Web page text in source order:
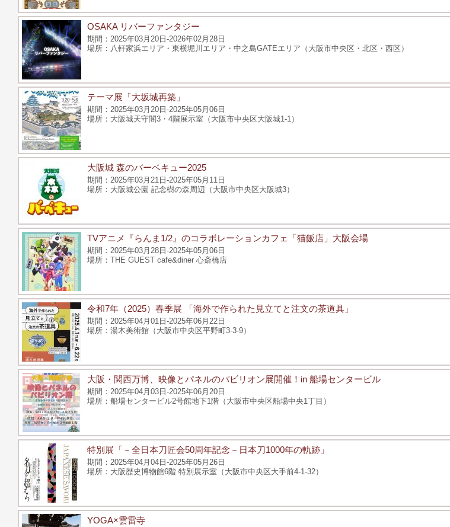
OSAKA リバーファンタジー
2025年03月20日-2026年02月28日
八軒家浜エリア・東横堀川エリア・中之島GATEエリア（大阪市中央区・北区・西区）
テーマ展「大坂城再築」
2025年03月20日-2025年05月06日
大阪城天守閣3・4階展示室（大阪市中央区大阪城1-1）
大阪城 森のバーベキュー2025
2025年03月21日-2025年05月11日
大阪城公園 記念樹の森周辺（大阪市中央区大阪城3）
TVアニメ『らんま1/2』のコラボレーションカフェ「猫飯店」大阪会場
2025年03月28日-2025年05月06日
THE GUEST cafe&diner 心斎橋店
令和7年（2025）春季展 「海外で作られた見立てと注文の茶道具」
2025年04月01日-2025年06月22日
湯木美術館（大阪市中央区平野町3-3-9）
大阪・関西万博、映像とパネルのパビリオン展開催！in 船場センタービル
2025年04月03日-2025年06月20日
船場センタービル2号館地下1階（大阪市中央区船場中央1丁目）
特別展「－全日本刀匠会50周年記念－日本刀1000年の軌跡」
2025年04月04日-2025年05月26日
大阪歴史博物館6階 特別展示室（大阪市中央区大手前4-1-32）
YOGA×雲雷寺